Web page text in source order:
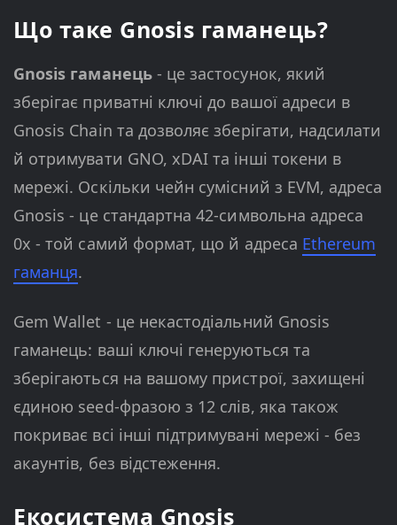
Що таке Gnosis гаманець?
Gnosis гаманець- це застосунок, який
зберігає приватні ключі до вашої адреси в
Gnosis Chain та дозволяє зберігати, надсилати
й отримувати GNO, xDAI та інші токени в
мережі. Оскільки чейн сумісний з EVM, адреса
Gnosis - це стандартна 42-символьна адреса
0x - той самий формат, що й адреса Ethereum
гаманця.
Gem Wallet - це некастодіальний Gnosis
гаманець: ваші ключі генеруються та
зберігаються на вашому пристрої, захищені
єдиною seed-фразою з 12 слів, яка також
покриває всі інші підтримувані мережі - без
акаунтів, без відстеження.
Екосистема Gnosis